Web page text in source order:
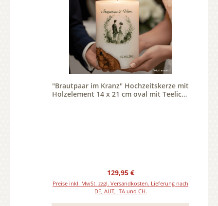
"Brautpaar im Kranz" Hochzeitskerze mit
Holzelement 14 x 21 cm oval mit Teelicht
Regulärer Preis:
129,95 €
Preise inkl. MwSt. zzgl. Versandkosten. Lieferung nach
DE, AUT, ITA und CH.